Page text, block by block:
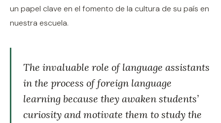
un papel clave en el fomento de la cultura de su país en
nuestra escuela.
The invaluable role of language assistants
in the process of foreign language
learning because they awaken students’
curiosity and motivate them to study the